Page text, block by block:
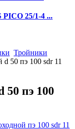
25/1-4 ...
Тройники
d 50 пэ 100 sdr 11
50 пэ 100